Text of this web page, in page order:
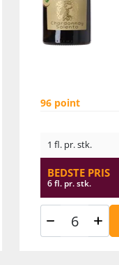
96 point
1 fl. pr. stk.
BEDSTE PRIS
6 fl. pr. stk.